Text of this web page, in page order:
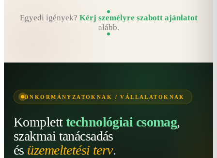
Egyedi igények? Kérj személyre szabott ajánlatot
alább.
ÖNKORMÁNYZATOKNAK / VÁLLALATOKNAK
Kompletttechnológiai csomag,
szakmai tanácsadás
és üzemeltetési terv.